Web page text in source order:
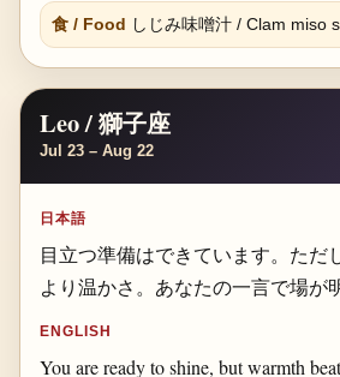
食 / Food しじみ味噌汁 / Clam miso
Leo / 獅子座
Jul 23 – Aug 22
日本語
目立つ準備はできています。ただ
より温かさ。あなたの一言で場が
ENGLISH
You are ready to shine, but warmth